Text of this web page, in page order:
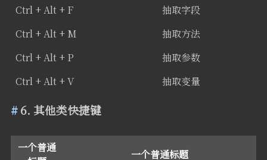
Ctrl + Alt + F
抽取字段
Ctrl + Alt + M
抽取方法
Ctrl + Alt + P
抽取参数
Ctrl + Alt + V
抽取变量
6. 其他类快捷键
一个普通
一个普通标题